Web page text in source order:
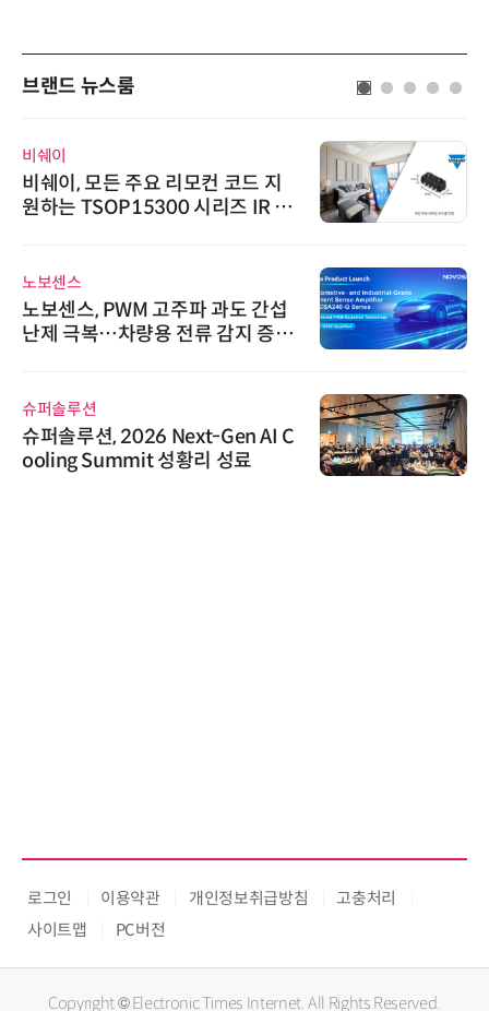
브랜드 뉴스룸
와이즈스톤
와이즈스톤, 마틸로에이아이의 '멀
티모달 생물자원 빅데이터'에 DQ
에이블스토어
시놀로지, 1U 백업 어플라이언스
DP5200 출시
다래전략사업화센터
다래전략사업화센터, 'BIO USA 2
026'서 글로벌 빅파마와의 비즈니
로그인 이용약관 개인정보취급방침
고충처리
사이트맵
PC버전
Copyright © Electronic Times Internet. All Rights Reserved.